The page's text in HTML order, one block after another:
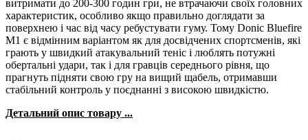
витримати до 200-300 годин гри, не втрачаючи своїх головних
характеристик, особливо якщо правильно доглядати за
поверхнею і час від часу ребустувати гуму. Тому Donic Bluefire
M1 є відмінним варіантом як для досвідчених спортсменів, які
грають у швидкий атакувальний теніс і люблять потужні
обертальні удари, так і для гравців середнього рівня, що
прагнуть підняти свою гру на вищий щабель, отримавши
стабільний контроль у поєднанні з високою швидкістю.
Детальний опис товару ...